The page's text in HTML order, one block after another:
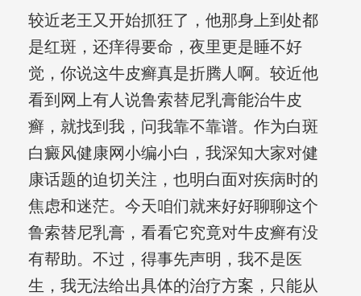
较近老王又开始抓狂了，他那身上到处都
是红斑，还痒得要命，夜里更是睡不好
觉，你说这牛皮癣真是折腾人啊。较近他
看到网上有人说鲁索替尼乳膏能治牛皮
癣，就找到我，问我靠不靠谱。作为白斑
白癜风健康网小编小白，我深知大家对健
康话题的迫切关注，也明白面对疾病时的
焦虑和迷茫。今天咱们就来好好聊聊这个
鲁索替尼乳膏，看看它究竟对牛皮癣有没
有帮助。不过，得事先声明，我不是医
生，我无法给出具体的治疗方案，只能从